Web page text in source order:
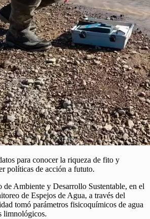
para conocer la riqueza de fito y
políticas de acción a fututo.
de Ambiente y Desarrollo Sustentable, en el
de Espejos de Agua, a través del
tomó parámetros fisicoquímicos de agua
limnológicos.